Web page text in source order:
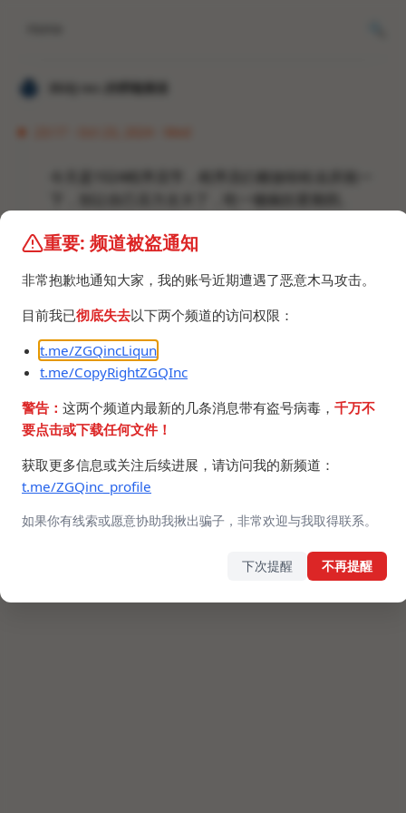
𝐙𝐆𝐐 ɪɴᴄ.的唠嗑频道
重要: 频道被盗通知
非常抱歉地通知大家，我的账号近期遭遇了恶意木马攻击。
目前我已彻底失去以下两个频道的访问权限：
t.me/ZGQincLiqun
t.me/CopyRightZGQInc
警告： 这两个频道内最新的几条消息带有盗号病毒， 千万不
要点击或下载任何文件！
获取更多信息或关注后续进展，请访问我的新频道：
t.me/ZGQinc_profile
如果你有线索或愿意协助我揪出骗子，非常欢迎与我取得联系。
下次提醒 不再提醒